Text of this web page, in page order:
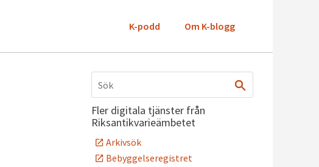
K-podd Om K-blogg
Fler digitala tjänster från
Riksantikvarieämbetet
Arkivsök
Bebyggelseregistret